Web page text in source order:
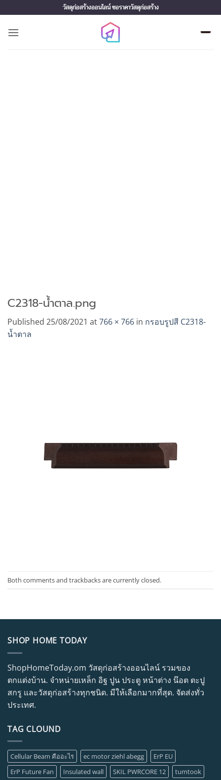
to
content
วัสดุก่อสร้างออนไลน์ ขอราคาวัสดุก่อสร้าง
C2318-น้ำตาล.png
Published 25/08/2021 at766 × 766 in กรอบรูปสี C2318-
น้ำตาล
Both comments and trackbacks are currently closed.
SHOP HOME TODAY
ShopHomeToday.om วัสดุก่อสร้างออนไลน์ รวมของ
ตกแต่งบ้าน. จำหน่ายเหล็ก อิฐ ปูน ประตู หน้าต่าง น๊อต ตะปู
สกรู และวัสดุก่อสร้างทุกชนิด. มีให้เลือกมากที่สุด. จัดส่งทั่ว
ประเทศ.
TAG CLOUND
Cellular Beam คืออะไร ec motor ziehl abegg
ErP EU
ErP Future Fan
Insulated wall SKIL PWRCORE 12
tumtook